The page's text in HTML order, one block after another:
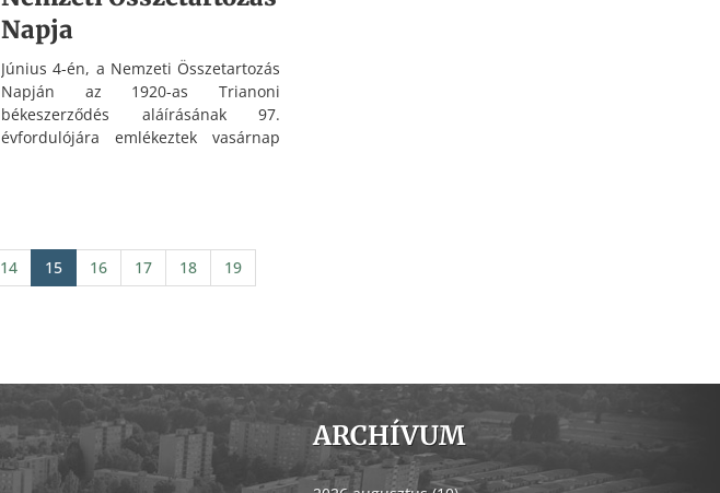
Napja
Június 4-én, a Nemzeti Összetartozás
Napján az 1920-as Trianoni
békeszerződés aláírásának 97.
évfordulójára emlékeztek vasárnap
14 15 16 17 18
19
ARCHÍVUM